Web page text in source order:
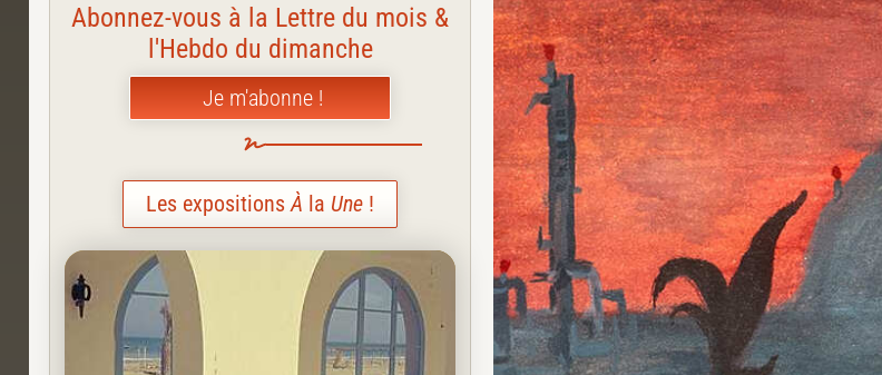
Abonnez-vous à la Lettre du mois &
l'Hebdo du dimanche
Je m'abonne !
Les expositionsÀ la Une !